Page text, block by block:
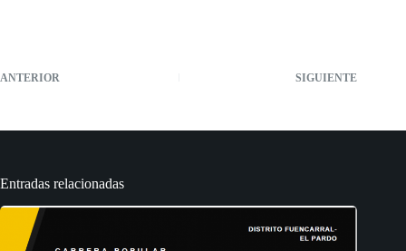
ANTERIOR SIGUIENTE
Entradas relacionadas